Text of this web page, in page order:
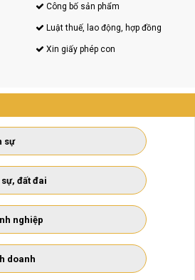
Công bố sản phẩm
Luật thuế, lao động, hợp đồng
Xin giấy phép con
sự
đất đai
nghiệp
doanh